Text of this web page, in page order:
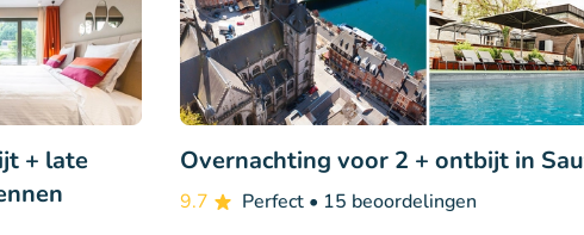
+ late
Overnachting voor 2 + ontbijt in
9.7 Perfect • 15 beoordelingen